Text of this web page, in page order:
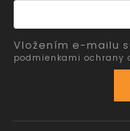
Vložením e-mailu
podmienkami ochrany